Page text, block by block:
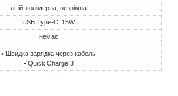
літій-полімерна, незнімна
USB Type-C, 15W
немає
• Швидка зарядка через кабель
• Quick Charge 3